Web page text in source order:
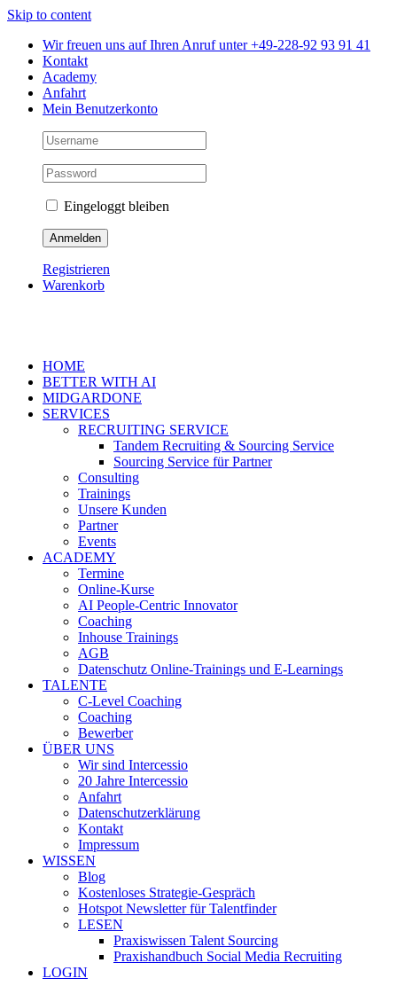
Skip to content
Wir freuen uns auf Ihren Anruf unter +49-228-92 93 91 41
Kontakt
Academy
Anfahrt
Mein Benutzerkonto
Eingeloggt bleiben
Registrieren
Warenkorb
HOME
BETTER WITH AI
MIDGARDONE
SERVICES
RECRUITING SERVICE
Tandem Recruiting & Sourcing Service
Sourcing Service für Partner
Consulting
Trainings
Unsere Kunden
Partner
Events
ACADEMY
Termine
Online-Kurse
AI People-Centric Innovator
Coaching
Inhouse Trainings
AGB
Datenschutz Online-Trainings und E-Learnings
TALENTE
C-Level Coaching
Coaching
Bewerber
ÜBER UNS
Wir sind Intercessio
20 Jahre Intercessio
Anfahrt
Datenschutzerklärung
Kontakt
Impressum
WISSEN
Blog
Kostenloses Strategie-Gespräch
Hotspot Newsletter für Talentfinder
LESEN
Praxiswissen Talent Sourcing
Praxishandbuch Social Media Recruiting
LOGIN